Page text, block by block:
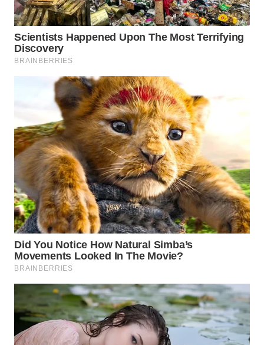
WAHANA
SELEB
WAHANA
PERSONA
WAHANA
OTOMOTIF
WAHANA
HEALTH
WAHANA
DESA
WISATA
LAPAK
WAHANA
Wahana
KONSUMEN
LISTRIK